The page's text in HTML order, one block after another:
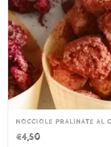
NOCCIOLE PRALINATE AL
€4,50